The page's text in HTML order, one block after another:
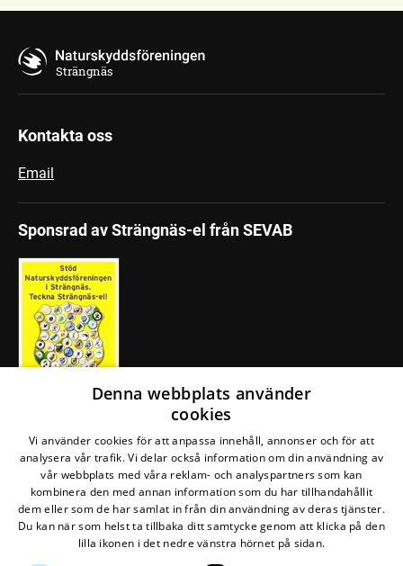
Strängnäs
Kontakta oss
Email
Sponsrad av Strängnäs-el från SEVAB
Följ oss på Facebook
Denna webbplats använder
cookies
Vi använder cookies för att anpassa innehåll, annonser och för att
analysera vår trafik. Vi delar också information om din användning av
vår webbplats med våra reklam- och analyspartners som kan
kombinera den med annan information som du har tillhandahållit
dem eller som de har samlat in från din användning av deras tjänster.
Du kan när som helst ta tillbaka ditt samtycke genom att klicka på den
lilla ikonen i det nedre vänstra hörnet på sidan.